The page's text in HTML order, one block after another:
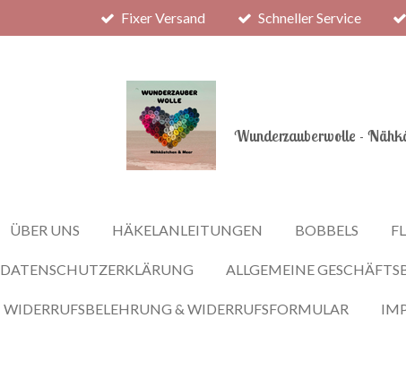
Fixer Versand Schneller Service
Wunderzauberwolle -
ÜBER UNS HÄKELANLEITUNGEN BOBBELS
DATENSCHUTZERKLÄRUNG ALLGEMEINE
WIDERRUFSBELEHRUNG & WIDERRUFSFORMULAR